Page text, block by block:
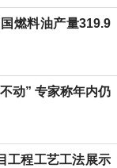
燃料油产量319.9
动” 专家称年内仍
工程工艺工法展示